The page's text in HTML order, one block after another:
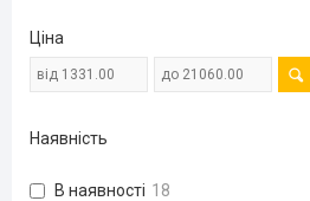
Ціна
Наявність
В наявності 18